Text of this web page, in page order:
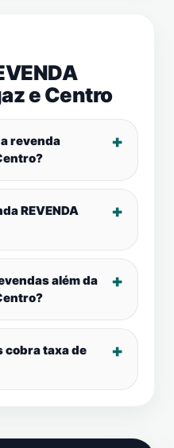
eCentro
revenda
?
REVENDA
além da
?
cobra taxa de